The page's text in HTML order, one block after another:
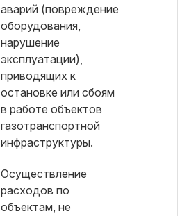
аварий (повреждение
оборудования,
нарушение
эксплуатации),
приводящих к
остановке или сбоям
в работе объектов
газотранспортной
инфраструктуры.
Осуществление
расходов по
объектам, не